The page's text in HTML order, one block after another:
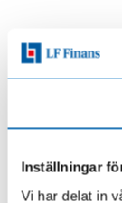
Inställningar
Vi har delat in